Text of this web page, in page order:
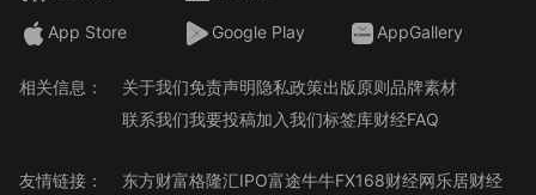
App Store Google Play AppGallery
相关信息： 关于我们免责声明隐私政策出版原则品牌素材
联系我们我要投稿加入我们标签库财经FAQ
友情链接： 东方财富格隆汇IPO富途牛牛FX168财经网乐居财经